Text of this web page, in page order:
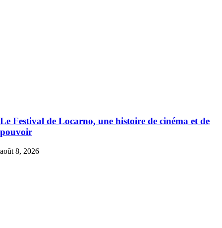
Le Festival de Locarno, une histoire de cinéma et de
pouvoir
août 8, 2026